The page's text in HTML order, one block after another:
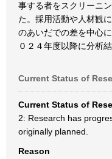
事する者をスクリーニ
た。採用活動や人材観
のあいだでの差を中心
０２４年度以降に分析
Current Status of
Current Status of
2: Research has
originally planned.
Reason